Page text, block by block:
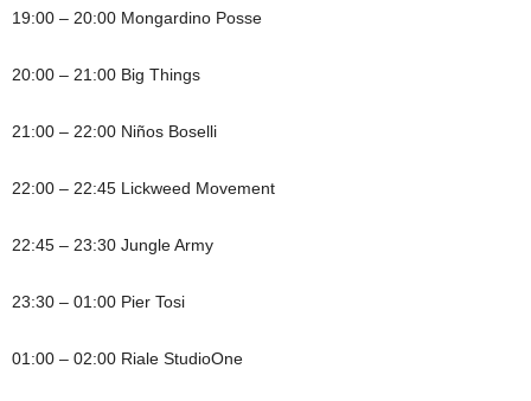
19:00 – 20:00 Mongardino Posse
20:00 – 21:00 Big Things
21:00 – 22:00 Niños Boselli
22:00 – 22:45 Lickweed Movement
22:45 – 23:30 Jungle Army
23:30 – 01:00 Pier Tosi
01:00 – 02:00 Riale StudioOne